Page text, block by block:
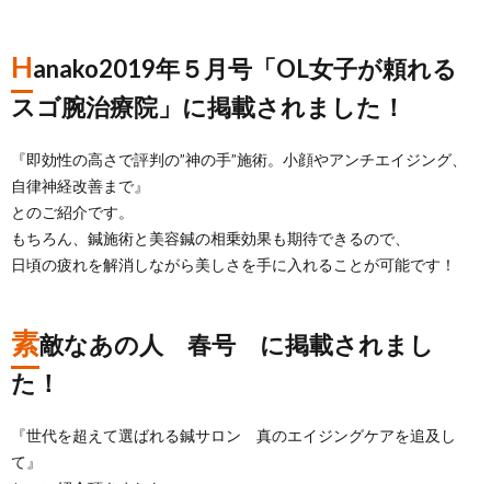
Hanako2019年５月号「OL女子が頼れる
スゴ腕治療院」に掲載されました！
『即効性の高さで評判の”神の手”施術。小顔やアンチエイジング、
自律神経改善まで』
とのご紹介です。
もちろん、鍼施術と美容鍼の相乗効果も期待できるので、
日頃の疲れを解消しながら美しさを手に入れることが可能です！
素敵なあの人 春号 に掲載されまし
た！
『世代を超えて選ばれる鍼サロン 真のエイジングケアを追及し
て』